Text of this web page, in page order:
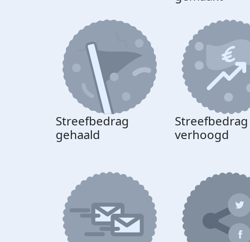
Streefbedrag
gehaald
Streefbedrag
verhoogd